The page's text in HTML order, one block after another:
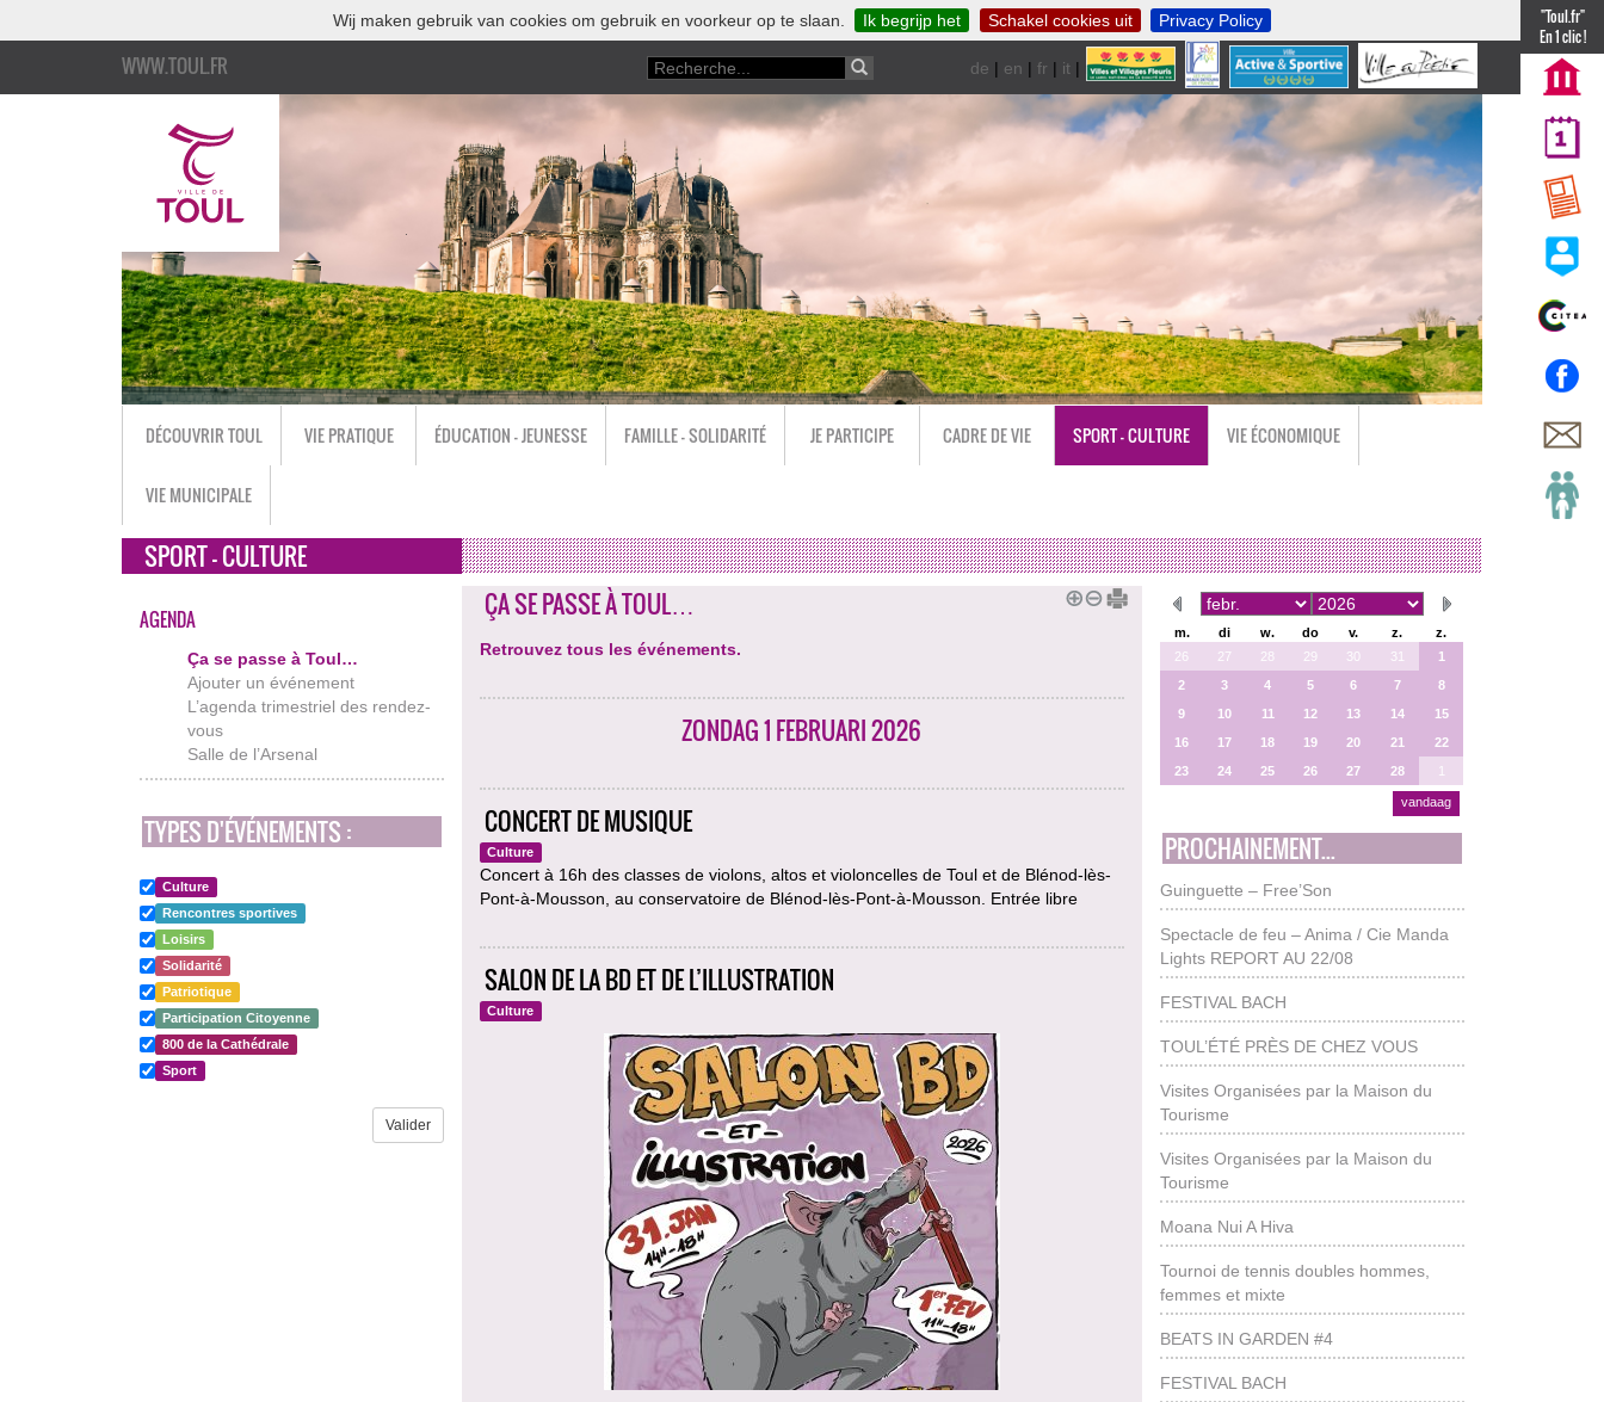
Wij maken gebruik van cookies om gebruik en voorkeur op te slaan. Ik begrijp het Schakel cookies uit Privacy Policy
WWW.TOUL.FR de | en | fr | it | nl
"Toul.fr"
En 1 clic !
DÉCOUVRIR TOUL VIE PRATIQUE ÉDUCATION - JEUNESSE FAMILLE - SOLIDARITÉ JE PARTICIPE CADRE DE VIE SPORT - CULTURE VIE ÉCONOMIQUE
VIE MUNICIPALE
SPORT - CULTURE
AGENDA
Ça se passe à Toul…
Ajouter un événement
L’agenda trimestriel des rendez-
vous
Salle de l’Arsenal
TYPES D'ÉVÉNEMENTS :
Culture
Rencontres sportives
Loisirs
Solidarité
Patriotique
Participation Citoyenne
800 de la Cathédrale
Sport
ÇA SE PASSE À TOUL…
Retrouvez tous les événements.
ZONDAG 1 FEBRUARI 2026
CONCERT DE MUSIQUE
Culture
Concert à 16h des classes de violons, altos et violoncelles de Toul et de Blénod-lès-
Pont-à-Mousson, au conservatoire de Blénod-lès-Pont-à-Mousson. Entrée libre
SALON DE LA BD ET DE L’ILLUSTRATION
Culture
m. di w. do v. z.
z.
26
27 28 29 30 31
1
2
3 4 5 6 7
8
9
10 11 12 13 14
15
16
17 18 19 20 21
22
23
24 25 26 27 28 1
vandaag
PROCHAINEMENT...
Guinguette – Free’Son
Spectacle de feu – Anima / Cie Manda
Lights REPORT AU 22/08
FESTIVAL BACH
TOUL’ÉTÉ PRÈS DE CHEZ VOUS
Visites Organisées par la Maison du
Tourisme
Visites Organisées par la Maison du
Tourisme
Moana Nui A Hiva
Tournoi de tennis doubles hommes,
femmes et mixte
BEATS IN GARDEN #4
FESTIVAL BACH